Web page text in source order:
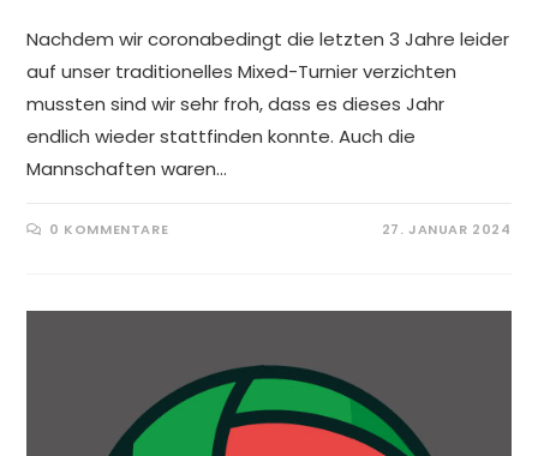
Nachdem wir coronabedingt die letzten 3 Jahre leider
auf unser traditionelles Mixed-Turnier verzichten
mussten sind wir sehr froh, dass es dieses Jahr
endlich wieder stattfinden konnte. Auch die
Mannschaften waren…
0 KOMMENTARE 27. JANUAR 2024